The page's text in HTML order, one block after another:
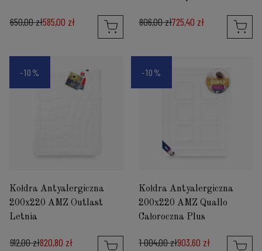
650,00 zł585,00 zł 806,00 zł725,40 zł
Kołdra Antyalergiczna
200x220 AMZ Outlast
Letnia
912,00 zł820,80 zł
-10%
Kołdra Antyalergiczna
200x220 AMZ Quallo
Całoroczna Plus
1 004,00 zł903,60 zł
-10%